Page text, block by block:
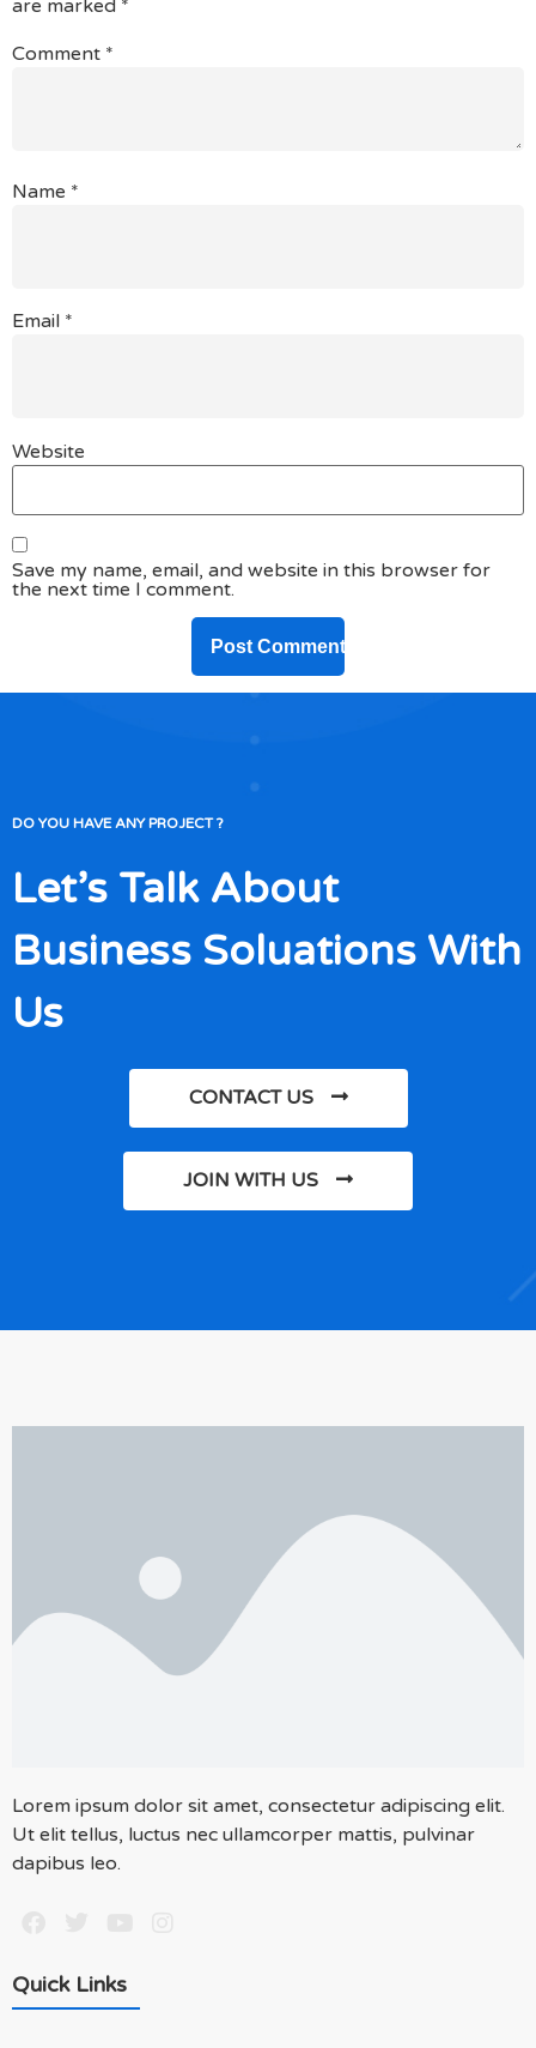
are marked *
Comment *
Name *
Email *
Website
Save my name, email, and website in this browser for
the next time I comment.
DO YOU HAVE ANY PROJECT ?
Let’s Talk About
Business Soluations With
Us
CONTACT US
JOIN WITH US
Lorem ipsum dolor sit amet, consectetur adipiscing elit.
Ut elit tellus, luctus nec ullamcorper mattis, pulvinar
dapibus leo.
Quick Links